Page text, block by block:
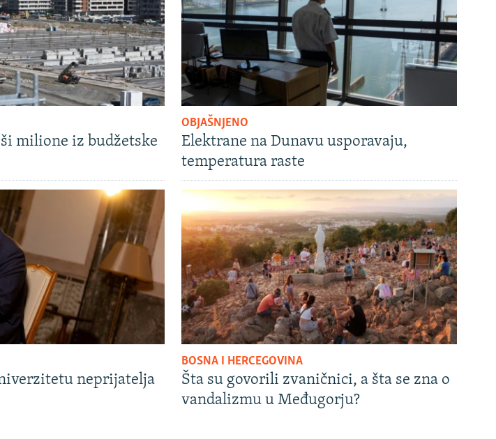
milione iz budžetske
OBJAŠNJENO
Elektrane na Dunavu usporavaju,
temperatura raste
neprijatelja
BOSNA I HERCEGOVINA
Šta su govorili zvaničnici, a šta se zna o
vandalizmu u Međugorju?